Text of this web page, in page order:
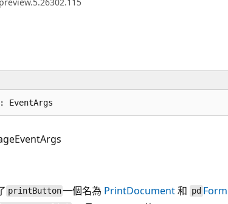
EventArgs
printButton一個名為 PrintDocument和 pd Form